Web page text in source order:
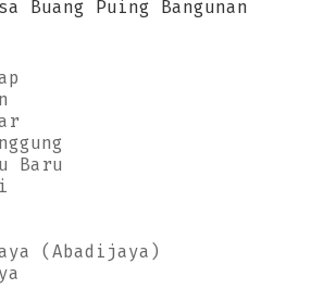
Buang Puing Bangunan
Baru
(Abadijaya)